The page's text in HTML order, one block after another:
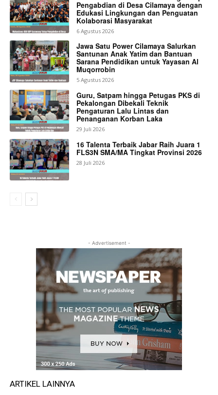
Pengabdian di Desa Cilamaya dengan
Edukasi Lingkungan dan Penguatan
Kolaborasi Masyarakat
6 Agustus 2026
Jawa Satu Power Cilamaya Salurkan
Santunan Anak Yatim dan Bantuan
Sarana Pendidikan untuk Yayasan Al
Muqorrobin
5 Agustus 2026
Guru, Satpam hingga Petugas PKS di
Pekalongan Dibekali Teknik
Pengaturan Lalu Lintas dan
Penanganan Korban Laka
29 Juli 2026
16 Talenta Terbaik Jabar Raih Juara 1
FLS3N SMA/MA Tingkat Provinsi 2026
28 Juli 2026
- Advertisement -
ARTIKEL LAINNYA